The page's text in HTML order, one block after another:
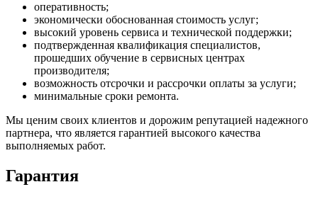
оперативность;
экономически обоснованная стоимость услуг;
высокий уровень сервиса и технической поддержки;
подтвержденная квалификация специалистов,
прошедших обучение в сервисных центрах
производителя;
возможность отсрочки и рассрочки оплаты за услуги;
минимальные сроки ремонта.
Мы ценим своих клиентов и дорожим репутацией надежного
партнера, что является гарантией высокого качества
выполняемых работ.
Гарантия